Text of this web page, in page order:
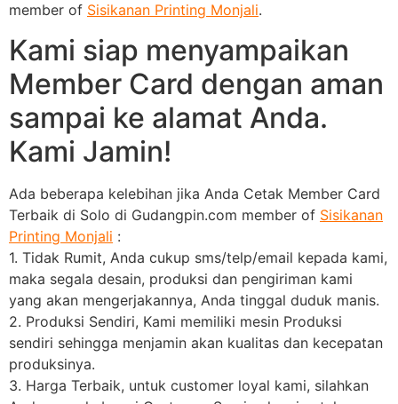
member of Sisikanan Printing Monjali.
Kami siap menyampaikan
Member Card dengan aman
sampai ke alamat Anda.
Kami Jamin!
Ada beberapa kelebihan jika Anda Cetak Member Card
Terbaik di Solo di Gudangpin.com member of Sisikanan
Printing Monjali :
1. Tidak Rumit, Anda cukup sms/telp/email kepada kami,
maka segala desain, produksi dan pengiriman kami
yang akan mengerjakannya, Anda tinggal duduk manis.
2. Produksi Sendiri, Kami memiliki mesin Produksi
sendiri sehingga menjamin akan kualitas dan kecepatan
produksinya.
3. Harga Terbaik, untuk customer loyal kami, silahkan